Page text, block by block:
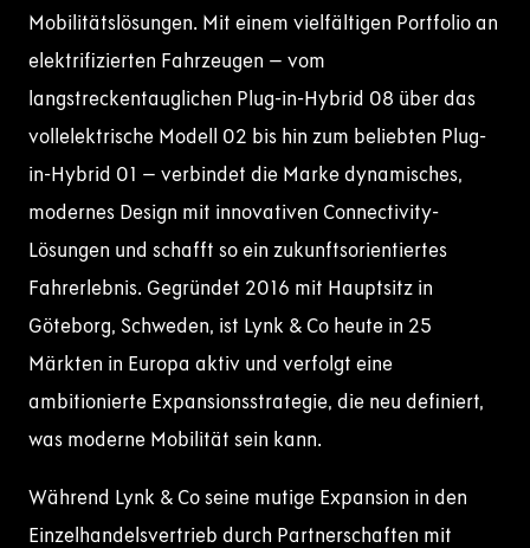
Mobilitätslösungen. Mit einem vielfältigen Portfolio an
elektrifizierten Fahrzeugen – vom
langstreckentauglichen Plug-in-Hybrid 08 über das
vollelektrische Modell 02 bis hin zum beliebten Plug-
in-Hybrid 01 – verbindet die Marke dynamisches,
modernes Design mit innovativen Connectivity-
Lösungen und schafft so ein zukunftsorientiertes
Fahrerlebnis. Gegründet 2016 mit Hauptsitz in
Göteborg, Schweden, ist Lynk & Co heute in 25
Märkten in Europa aktiv und verfolgt eine
ambitionierte Expansionsstrategie, die neu definiert,
was moderne Mobilität sein kann.
Während Lynk & Co seine mutige Expansion in den
Einzelhandelsvertrieb durch Partnerschaften mit